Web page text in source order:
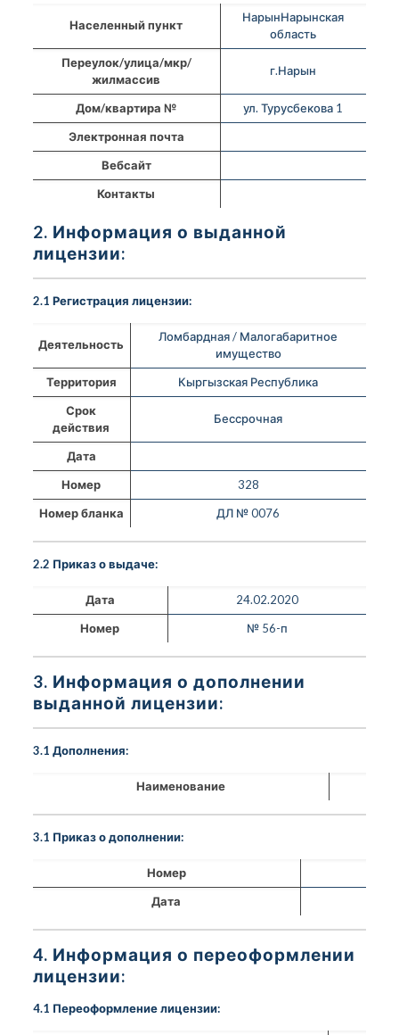
Населенный пункт
НарынНарынская
область
Переулок/улица/мкр/
жилмассив
г.Нарын
Дом/квартира №
ул. Турусбекова 1
Электронная почта
Вебсайт
Контакты
2. Информация о выданной
лицензии:
2.1 Регистрация лицензии:
Деятельность
Ломбардная / Малогабаритное
имущество
Территория
Кыргызская Республика
Срок
действия
Бессрочная
Дата
Номер
328
Номер бланка
ДЛ № 0076
2.2 Приказ о выдаче:
Дата
24.02.2020
Номер
№ 56-п
3. Информация о дополнении
выданной лицензии:
3.1 Дополнения:
Наименование
3.1 Приказ о дополнении:
Номер
Дата
4. Информация о переоформлении
лицензии:
4.1 Переоформление лицензии: